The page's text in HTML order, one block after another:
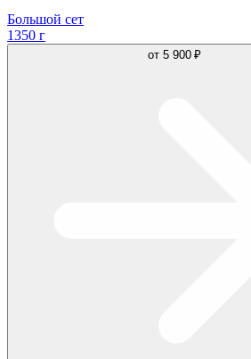
Большой сет
1350 г
от 5 900 ₽